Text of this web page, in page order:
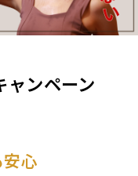
ャンペーン
心